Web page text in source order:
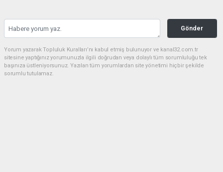
Gönder
Yorum yazarak Topluluk Kuralları’nı kabul etmiş bulunuyor ve kanal32.com.tr
sitesine yaptığınız yorumunuzla ilgili doğrudan veya dolaylı tüm sorumluluğu tek
başınıza üstleniyorsunuz. Yazılan tüm yorumlardan site yönetimi hiçbir şekilde
sorumlu tutulamaz.